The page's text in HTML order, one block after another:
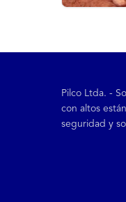
Pilco Ltda. -
con altos
seguridad y